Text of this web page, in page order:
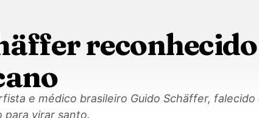
reconhecido
e médico brasileiro Guido Schäffer,
virar santo.